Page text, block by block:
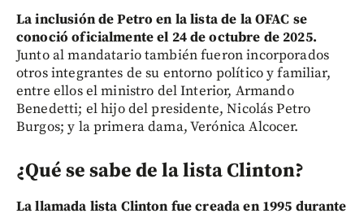
La inclusión de Petro en la lista de la OFAC se
conoció oficialmente el 24 de octubre de 2025.
Junto al mandatario también fueron incorporados
otros integrantes de su entorno político y familiar,
entre ellos el ministro del Interior, Armando
Benedetti; el hijo del presidente, Nicolás Petro
Burgos; y la primera dama, Verónica Alcocer.
¿Qué se sabe de la lista Clinton?
La llamada lista Clinton fue creada en 1995 durante